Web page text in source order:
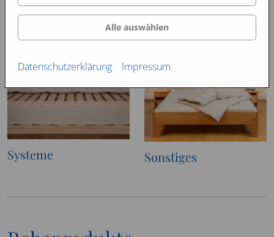
Naturholzbetten
Systeme Sonstiges
Alle auswählen
Datenschutzerklärung Impressum